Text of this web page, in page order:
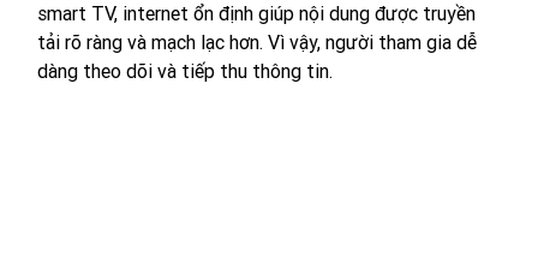
smart TV, internet ổn định giúp nội dung được truyền
tải rõ ràng và mạch lạc hơn. Vì vậy, người tham gia dễ
dàng theo dõi và tiếp thu thông tin.